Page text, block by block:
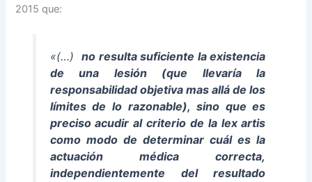
2015 que:
«(…) no resulta suficiente la existencia
de una lesión (que llevaría la
responsabilidad objetiva mas allá de los
límites de lo razonable), sino que es
preciso acudir al criterio de la lex artis
como modo de determinar cuál es la
actuación médica correcta,
independientemente del resultado